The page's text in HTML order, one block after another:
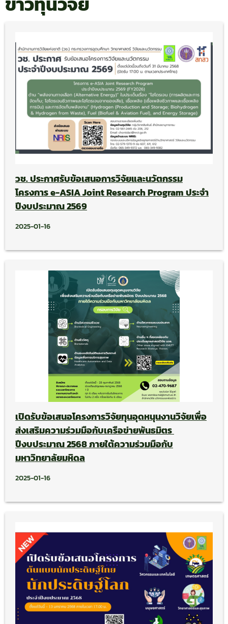
วช. ประกาศรับข้อเสนอการวิจัยและนวัตกรรม
โครงการ e-ASIA Joint Research Program ประจำ
ปีงบประมาณ 2569
2025-01-16
เปิดรับข้อเสนอโครงการวิจัยทุนอุดหนุนงานวิจัยเพื่อ
ส่งเสริมความร่วมมือกับเครือข่ายพันธมิตร
ปีงบประมาณ 2568 ภายใต้ความร่วมมือกับ
มหาวิทยาลัยมหิดล
2025-01-16